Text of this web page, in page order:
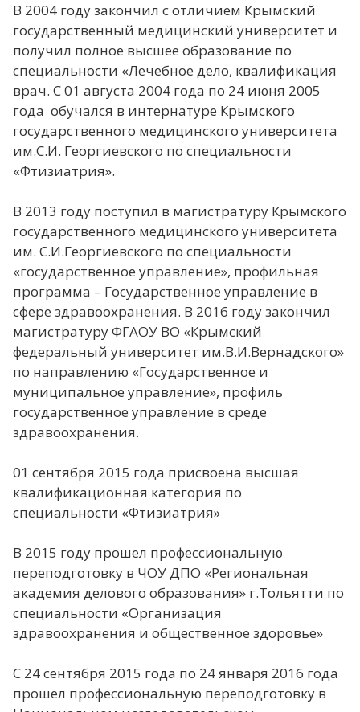
В 2004 году закончил с отличием Крымский
государственный медицинский университет и
получил полное высшее образование по
специальности «Лечебное дело, квалификация
врач. С 01 августа 2004 года по 24 июня 2005
года обучался в интернатуре Крымского
государственного медицинского университета
им.С.И. Георгиевского по специальности
«Фтизиатрия».
В 2013 году поступил в магистратуру Крымского
государственного медицинского университета
им. С.И.Георгиевского по специальности
«государственное управление», профильная
программа – Государственное управление в
сфере здравоохранения. В 2016 году закончил
магистратуру ФГАОУ ВО «Крымский
федеральный университет им.В.И.Вернадского»
по направлению «Государственное и
муниципальное управление», профиль
государственное управление в среде
здравоохранения.
01 сентября 2015 года присвоена высшая
квалификационная категория по
специальности «Фтизиатрия»
В 2015 году прошел профессиональную
переподготовку в ЧОУ ДПО «Региональная
академия делового образования» г.Тольятти по
специальности «Организация
здравоохранения и общественное здоровье»
С 24 сентября 2015 года по 24 января 2016 года
прошел профессиональную переподготовку в